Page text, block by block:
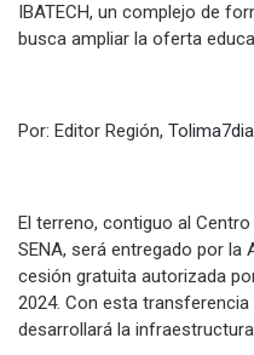
IBATECH, un complejo de
busca ampliar la oferta
Por: Editor Región,
El terreno, contiguo al
SENA, será entregado por la
cesión gratuita autorizada
2024. Con esta
desarrollará la